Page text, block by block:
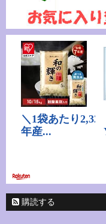
購読する